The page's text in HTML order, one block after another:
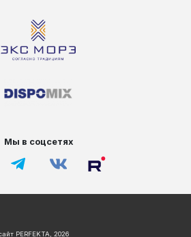
Фронтдекор Короед при
и окружающей среды от +10 °С
исключить воздействие прямых
и атмосферных осадков.
использовать материал одной
собой перед нанесением на одной
в настоящей технической инструкции.
вёдер со штукатуркой Фронтдекор
солнцем и в жарких помещениях.
же после окончания работ следует
Мы в соцсетях
PERFEKTA, 2026